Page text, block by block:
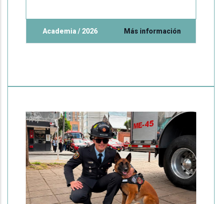
Academia / 2026 Más información